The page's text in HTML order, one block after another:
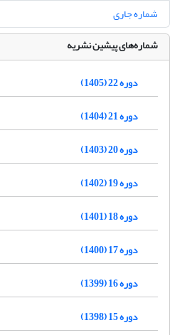
شماره جاری
شماره‌های پیشین نشریه
دوره 22 (1405)
دوره 21 (1404)
دوره 20 (1403)
دوره 19 (1402)
دوره 18 (1401)
دوره 17 (1400)
دوره 16 (1399)
دوره 15 (1398)